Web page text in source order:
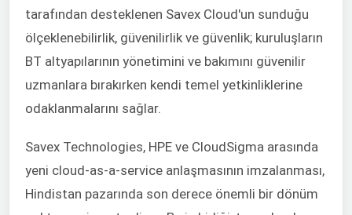
tarafından desteklenen Savex Cloud'un sunduğu
ölçeklenebilirlik, güvenilirlik ve güvenlik; kuruluşların
BT altyapılarının yönetimini ve bakımını güvenilir
uzmanlara bırakırken kendi temel yetkinliklerine
odaklanmalarını sağlar.
Savex Technologies, HPE ve CloudSigma arasında
yeni cloud-as-a-service anlaşmasının imzalanması,
Hindistan pazarında son derece önemli bir dönüm